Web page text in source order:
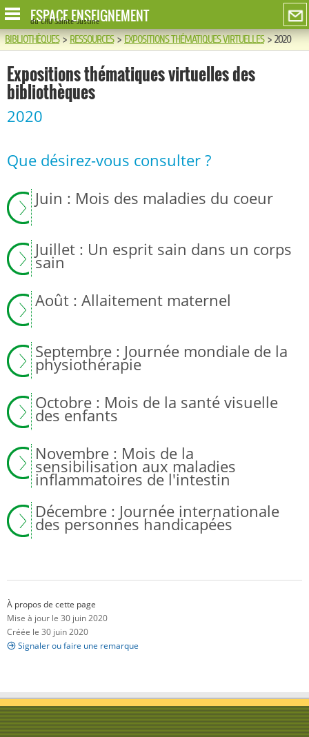
ESPACE ENSEIGNEMENT
du CHU Sainte-Justine
BIBLIOTHÈQUES>RESSOURCES>EXPOSITIONS THÉMATIQUES VIRTUELLES>2020
Expositions thématiques virtuelles des
bibliothèques
2020
Que désirez-vous consulter ?
Juin : Mois des maladies du coeur
Juillet : Un esprit sain dans un corps
sain
Août : Allaitement maternel
Septembre : Journée mondiale de la
physiothérapie
Octobre : Mois de la santé visuelle
des enfants
Novembre : Mois de la
sensibilisation aux maladies
inflammatoires de l'intestin
Décembre : Journée internationale
des personnes handicapées
À propos de cette page
Mise à jour le 30 juin 2020
Créée le 30 juin 2020
Signaler ou faire une remarque